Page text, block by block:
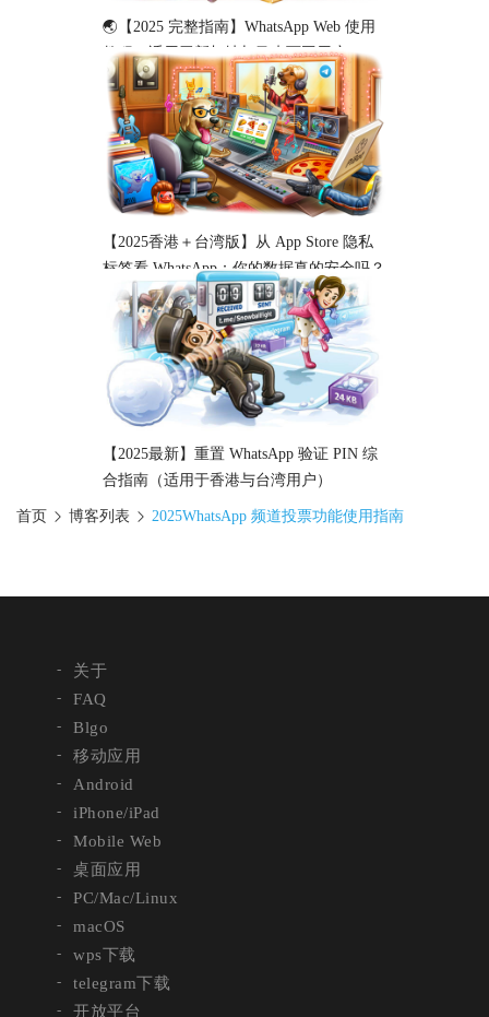
🌏【2025 完整指南】WhatsApp Web 使用
教程（适用于新加坡与马来西亚用户）
【2025香港＋台湾版】从 App Store 隐私
标签看 WhatsApp：你的数据真的安全吗？
【2025最新】重置 WhatsApp 验证 PIN 综
合指南（适用于香港与台湾用户）
首页 博客列表 2025WhatsApp 频道投票功能使用指南
关于
FAQ
Blgo
移动应用
Android
iPhone/iPad
Mobile Web
桌面应用
PC/Mac/Linux
macOS
wps下载
telegram下载
开放平台